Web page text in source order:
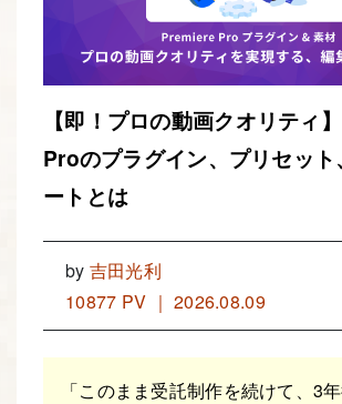
【即！プロの動画クオリティ
Proのプラグイン、プリセット
ートとは
by 吉田光利
10877 PV ｜ 2026.08.09
「このまま受託制作を続けて、3